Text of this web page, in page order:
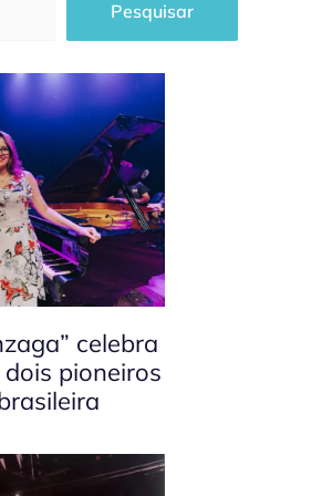
Pesquisar
celebra
pioneiros